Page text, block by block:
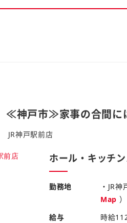
≪神戸市≫家事の合間
神戸駅前店
ホール・キッチ
勤務地 ・JR
Map ）
給与
時給